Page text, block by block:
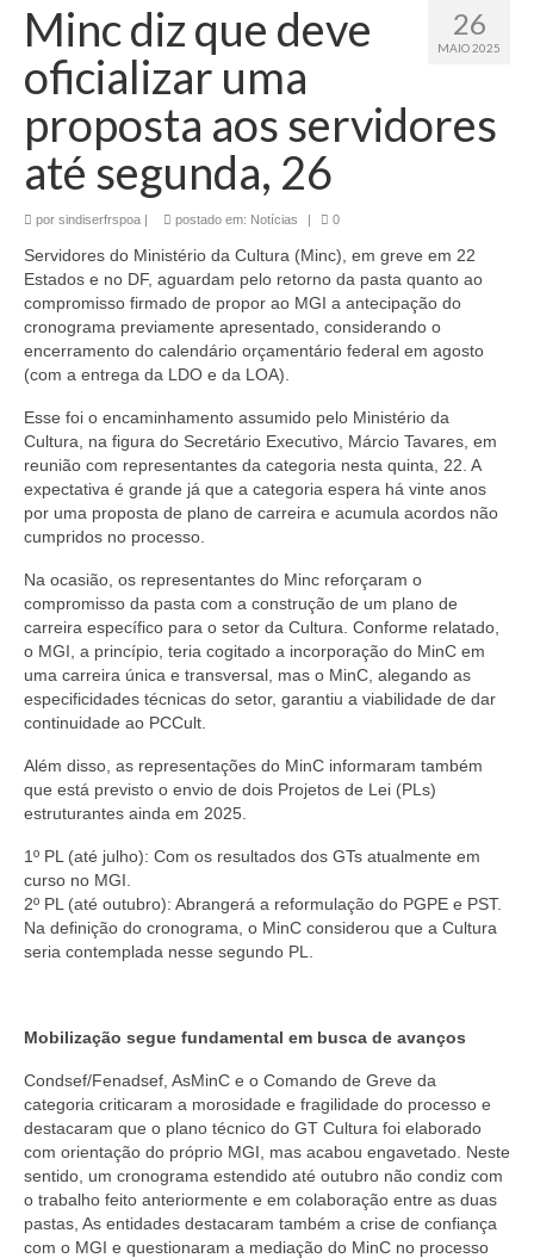
26
MAIO 2025
Minc diz que deve
oficializar uma
proposta aos servidores
até segunda, 26
por sindiserfrspoa | postado em: Notícias | 0
Servidores do Ministério da Cultura (Minc), em greve em 22
Estados e no DF, aguardam pelo retorno da pasta quanto ao
compromisso firmado de propor ao MGI a antecipação do
cronograma previamente apresentado, considerando o
encerramento do calendário orçamentário federal em agosto
(com a entrega da LDO e da LOA).
Esse foi o encaminhamento assumido pelo Ministério da
Cultura, na figura do Secretário Executivo, Márcio Tavares, em
reunião com representantes da categoria nesta quinta, 22. A
expectativa é grande já que a categoria espera há vinte anos
por uma proposta de plano de carreira e acumula acordos não
cumpridos no processo.
Na ocasião, os representantes do Minc reforçaram o
compromisso da pasta com a construção de um plano de
carreira específico para o setor da Cultura. Conforme relatado,
o MGI, a princípio, teria cogitado a incorporação do MinC em
uma carreira única e transversal, mas o MinC, alegando as
especificidades técnicas do setor, garantiu a viabilidade de dar
continuidade ao PCCult.
Além disso, as representações do MinC informaram também
que está previsto o envio de dois Projetos de Lei (PLs)
estruturantes ainda em 2025.
1º PL (até julho): Com os resultados dos GTs atualmente em
curso no MGI.
2º PL (até outubro): Abrangerá a reformulação do PGPE e PST.
Na definição do cronograma, o MinC considerou que a Cultura
seria contemplada nesse segundo PL.
Mobilização segue fundamental em busca de avanços
Condsef/Fenadsef, AsMinC e o Comando de Greve da
categoria criticaram a morosidade e fragilidade do processo e
destacaram que o plano técnico do GT Cultura foi elaborado
com orientação do próprio MGI, mas acabou engavetado. Neste
sentido, um cronograma estendido até outubro não condiz com
o trabalho feito anteriormente e em colaboração entre as duas
pastas, As entidades destacaram também a crise de confiança
com o MGI e questionaram a mediação do MinC no processo